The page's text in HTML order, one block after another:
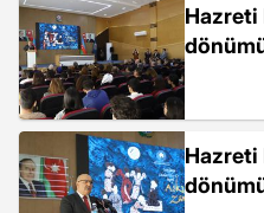
Hazreti
Hazreti